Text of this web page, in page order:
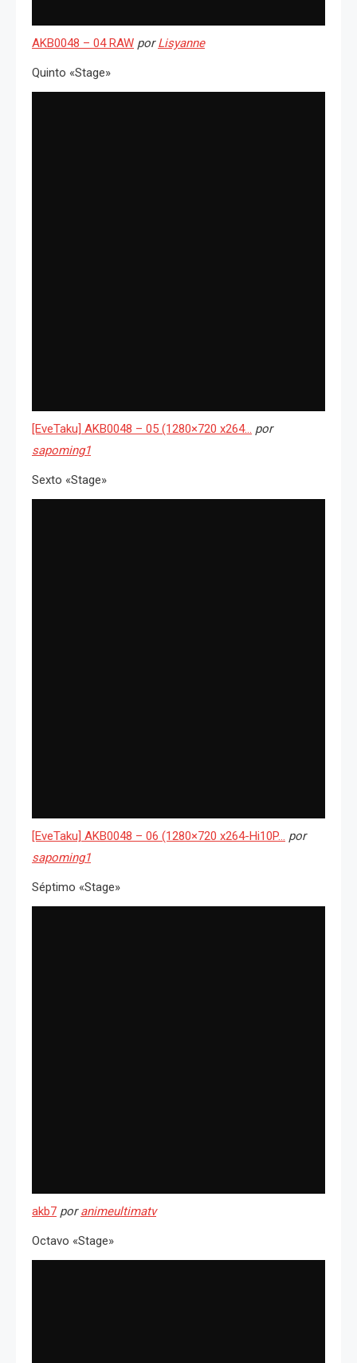
AKB0048 – 04 RAW porLisyanne
Quinto «Stage»
[EveTaku] AKB0048 – 05 (1280×720 x264… por
sapoming1
Sexto «Stage»
[EveTaku] AKB0048 – 06 (1280×720 x264-Hi10P… por
sapoming1
Séptimo «Stage»
akb7 poranimeultimatv
Octavo «Stage»